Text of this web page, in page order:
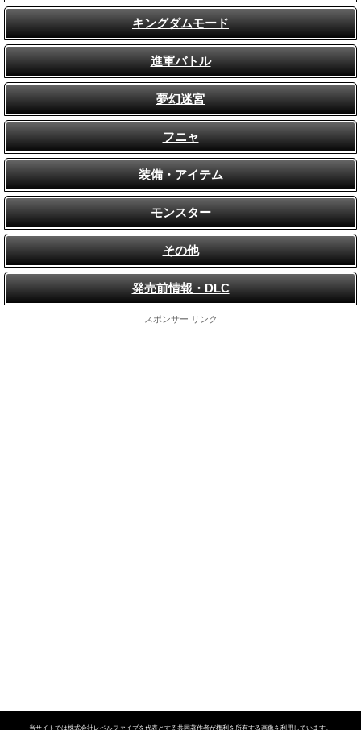
キングダムモード
進軍バトル
夢幻迷宮
フニャ
装備・アイテム
モンスター
その他
発売前情報・DLC
スポンサー リンク
当サイトでは株式会社レベルファイブを代表とする共同著作者が権利を所有する画像を利用しています。